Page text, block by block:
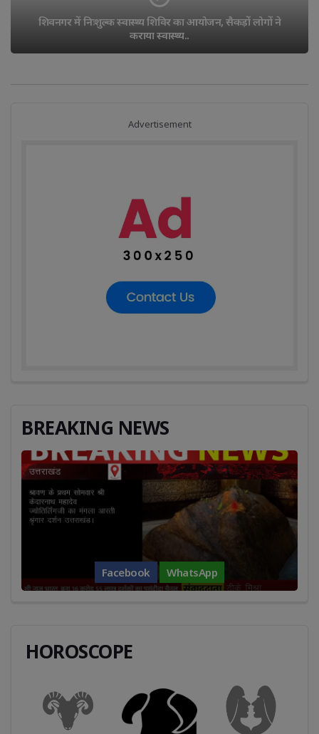
शिवनगर में निःशुल्क स्वास्थ्य शिविर का आयोजन, सैकड़ों लोगों ने
कराया स्वास्थ्य..
Advertisement
BREAKING NEWS
Facebook WhatsApp
HOROSCOPE